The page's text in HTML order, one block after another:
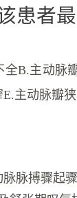
患者
全B.主动脉
主动脉瓣
脉搏骤起